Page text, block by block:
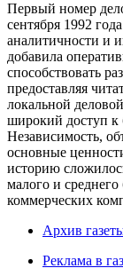
Первый номер
сентября 1992
аналитичности и
добавила
способствовать
предоставляя
локальной
широкий доступ к
Независимость,
основные
историю
малого и среднего
коммерческих
Архив
Реклама в